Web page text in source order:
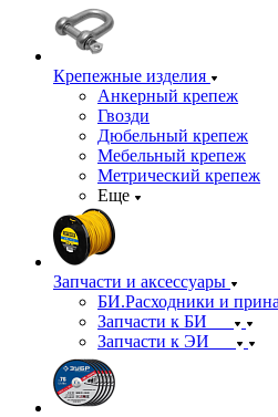
Крепежные изделия
Анкерный крепеж
Гвозди
Дюбельный крепеж
Мебельный крепеж
Метрический крепеж
Еще
Запчасти и аксессуары
БИ.Расходники и
Запчасти к БИ
Запчасти к ЭИ